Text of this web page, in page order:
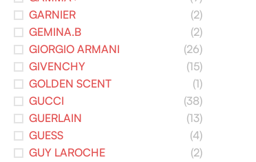
GARNIER
(2)
GEMINA.B
(2)
GIORGIO ARMANI
(26)
GIVENCHY
(15)
GOLDEN SCENT
(1)
GUCCI
(38)
GUERLAIN
(13)
GUESS
(4)
GUY LAROCHE
(2)